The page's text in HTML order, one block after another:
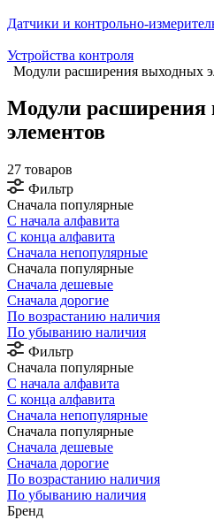
Датчики и контрольно-
Устройства контроля
Модули расширения выходных
Модули расширения
элементов
27 товаров
Фильтр
Сначала популярные
С начала алфавита
С конца алфавита
Сначала непопулярные
Сначала популярные
Сначала дешевые
Сначала дорогие
По возрастанию наличия
По убыванию наличия
Фильтр
Сначала популярные
С начала алфавита
С конца алфавита
Сначала непопулярные
Сначала популярные
Сначала дешевые
Сначала дорогие
По возрастанию наличия
По убыванию наличия
Бренд